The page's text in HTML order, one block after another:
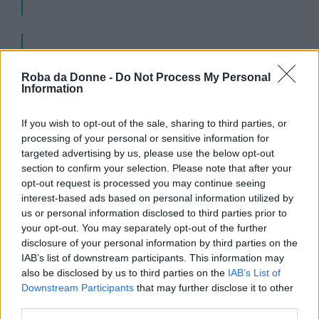
Roba da Donne - Do Not Process My Personal
Information
If you wish to opt-out of the sale, sharing to third parties, or
processing of your personal or sensitive information for
targeted advertising by us, please use the below opt-out
section to confirm your selection. Please note that after your
opt-out request is processed you may continue seeing
interest-based ads based on personal information utilized by
us or personal information disclosed to third parties prior to
your opt-out. You may separately opt-out of the further
disclosure of your personal information by third parties on the
IAB’s list of downstream participants. This information may
also be disclosed by us to third parties on the IAB’s List of
Downstream Participants that may further disclose it to other
opportunità per farvi un invito formale.
vostro. Perché fino a oggi ho visto il
ruolo in famiglia di mio padre
considerato meno importante dalla
società, nonostante da piccola avessi
bisogno della sua presenza tanto quanto
quella di mia madre. Ho visto giovani
uomini affetti da malattie mentali,
incapaci di chiedere aiuto per paura di
apparire meno “maschi”.